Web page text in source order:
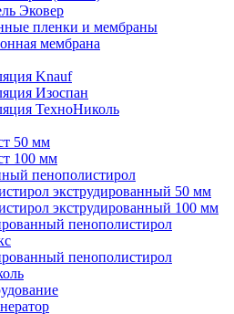
Эковер
пленки и мембраны
мембрана
Knauf
Изоспан
ТехноНиколь
50 мм
100 мм
пенополистирол
экструдированный 50 мм
экструдированный 100 мм
пенополистирол
пенополистирол